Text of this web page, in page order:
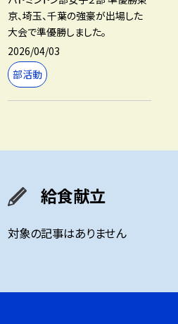
京、埼玉、千葉の強豪が出場した
大会で準優勝しました。
2026/04/03
部活動
給食献立
対象の記事はありません